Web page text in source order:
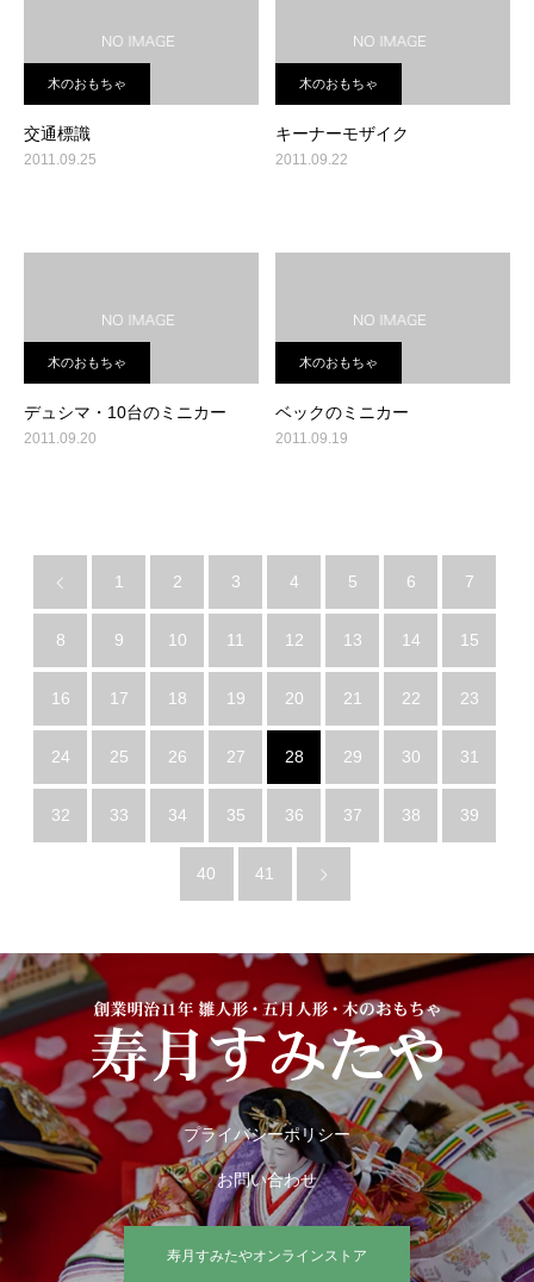
木のおもちゃ
交通標識
2011.09.25
木のおもちゃ
キーナーモザイク
2011.09.22
木のおもちゃ
デュシマ・10台のミニカー
2011.09.20
木のおもちゃ
ベックのミニカー
2011.09.19
1 2 3 4 5 6 7
8 9 10 11 12 13 14 15
16 17 18 19 20 21 22 23
24 25 26 27 28 29 30 31
32 33 34 35 36 37 38 39
40 41
プライバシーポリシー
お問い合わせ
寿月すみたやオンラインストア